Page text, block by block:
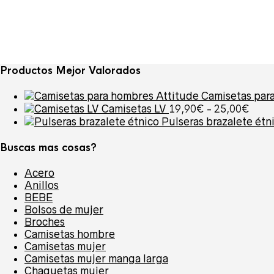
Productos Mejor Valorados
Camisetas
Camisetas LV 19,90€ - 25,00€
de
Pulseras brazalete
Buscas mas cosas?
Acero
Anillos
BEBE
Bolsos de mujer
Broches
Camisetas hombre
Camisetas mujer
Camisetas mujer manga larga
Chaquetas mujer